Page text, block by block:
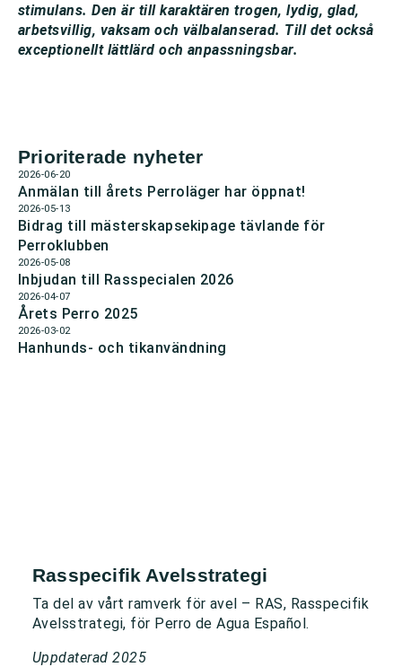
stimulans. Den är till karaktären trogen, lydig, glad,
arbetsvillig, vaksam och välbalanserad. Till det också
exceptionellt lättlärd och anpassningsbar.
Prioriterade nyheter
2026-06-20
Anmälan till årets Perroläger har öppnat!
2026-05-13
Bidrag till mästerskapsekipage tävlande för
Perroklubben
2026-05-08
Inbjudan till Rasspecialen 2026
2026-04-07
Årets Perro 2025
2026-03-02
Hanhunds- och tikanvändning
Rasspecifik Avelsstrategi
Ta del av vårt ramverk för avel – RAS, Rasspecifik
Avelsstrategi, för Perro de Agua Español.
Uppdaterad 2025